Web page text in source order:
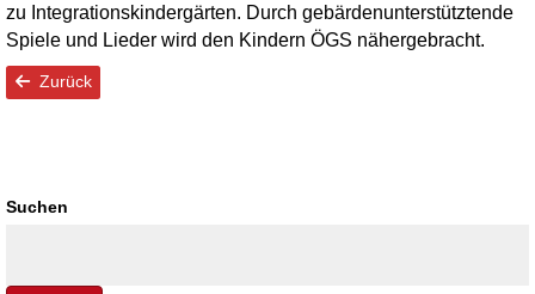
zu Integrationskindergärten. Durch gebärdenunterstütztende
Spiele und Lieder wird den Kindern ÖGS nähergebracht.
Zurück
Suchen